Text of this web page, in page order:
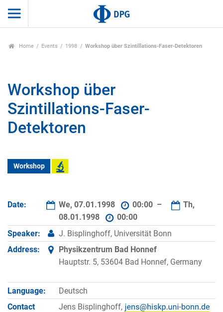
Home Events 1998 Workshop über Szintillations-Faser-Detektoren
Workshop über
Szintillations-Faser-
Detektoren
Workshop
Date: We, 07.01.1998 00:00 –
Th,
08.01.1998
00:00
Speaker:
J. Bisplinghoff, Universität Bonn
Address:
Physikzentrum Bad Honnef
Hauptstr. 5, 53604 Bad Honnef, Germany
Language:
Deutsch
Contact
Jens Bisplinghoff,